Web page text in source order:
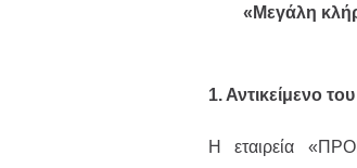
«Μεγάλη
1. Αντικείμενο
H εταιρεία